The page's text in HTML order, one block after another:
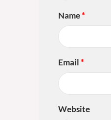
Name*
Email*
Website